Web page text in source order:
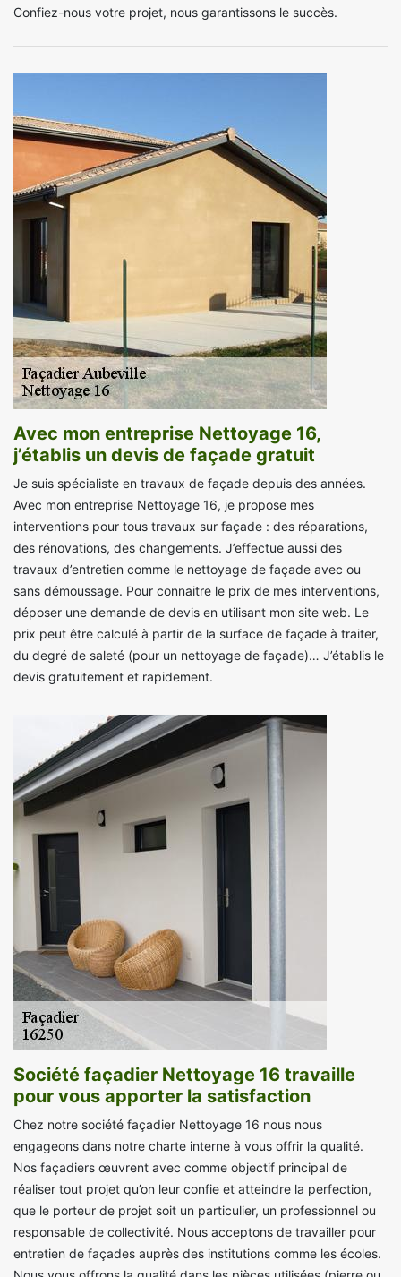
Confiez-nous votre projet, nous garantissons le succès.
Avec mon entreprise Nettoyage 16,
j’établis un devis de façade gratuit
Je suis spécialiste en travaux de façade depuis des années.
Avec mon entreprise Nettoyage 16, je propose mes
interventions pour tous travaux sur façade : des réparations,
des rénovations, des changements. J’effectue aussi des
travaux d’entretien comme le nettoyage de façade avec ou
sans démoussage. Pour connaitre le prix de mes interventions,
déposer une demande de devis en utilisant mon site web. Le
prix peut être calculé à partir de la surface de façade à traiter,
du degré de saleté (pour un nettoyage de façade)… J’établis le
devis gratuitement et rapidement.
Société façadier Nettoyage 16 travaille
pour vous apporter la satisfaction
Chez notre société façadier Nettoyage 16 nous nous
engageons dans notre charte interne à vous offrir la qualité.
Nos façadiers œuvrent avec comme objectif principal de
réaliser tout projet qu’on leur confie et atteindre la perfection,
que le porteur de projet soit un particulier, un professionnel ou
responsable de collectivité. Nous acceptons de travailler pour
entretien de façades auprès des institutions comme les écoles.